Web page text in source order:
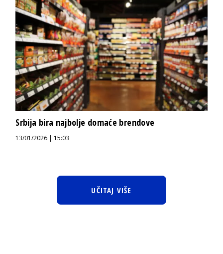
Srbija bira najbolje domaće brendove
13/01/2026 | 15:03
UČITAJ VIŠE